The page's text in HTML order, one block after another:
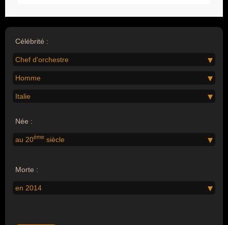
Célébrité :
Chef d'orchestre
Homme
Italie
Née :
au 20ème siècle
Morte :
en 2014